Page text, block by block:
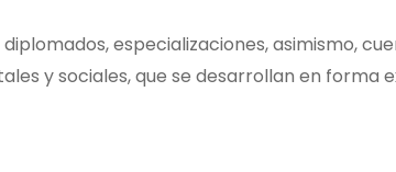
especializaciones, asimismo,
y sociales, que se desarrollan en